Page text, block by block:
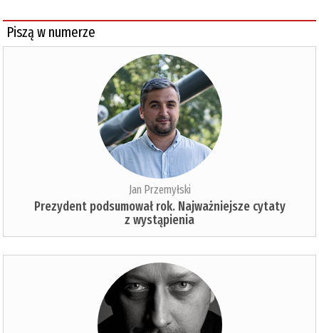
Piszą w numerze
Jan Przemyłski
Prezydent podsumował rok. Najważniejsze cytaty
z wystąpienia